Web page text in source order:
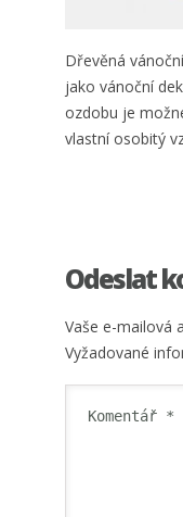
Dřevěná
jako vánoční
ozdobu je
vlastní osobitý
Odeslat
Vaše e-mailová
Vyžadované